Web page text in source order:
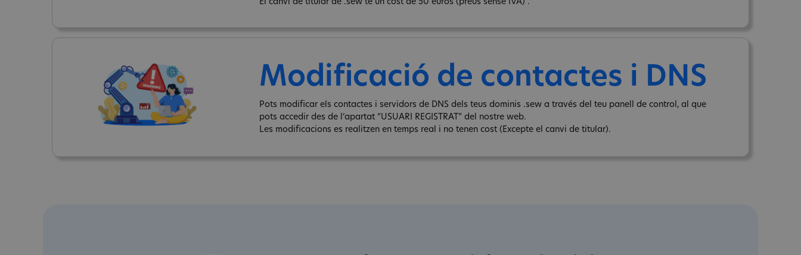
El canvi de titular de .sew té un cost de 50 euros (preus sense IVA) .
Modificació de contactes i DNS
Pots modificar els contactes i servidors de DNS dels teus dominis .sew a través del teu panell de control, al que
pots accedir des de l‘apartat “USUARI REGISTRAT” del nostre web.
Les modificacions es realitzen en temps real i no tenen cost (Excepte el canvi de titular).